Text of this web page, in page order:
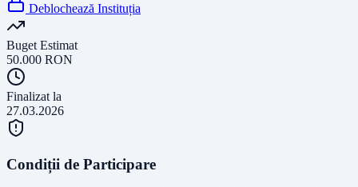
Deblochează Instituția
Buget Estimat
50.000 RON
Finalizat la
27.03.2026
Condiții de Participare